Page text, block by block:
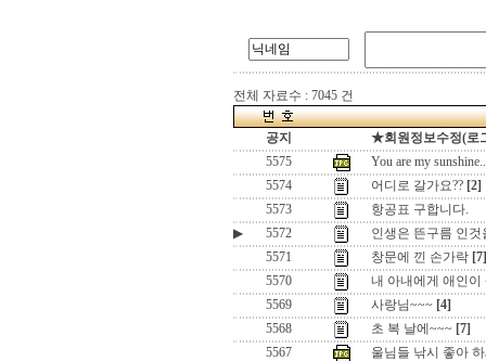
전체 자료수 : 7045 건
공지
★회원정보수정(로
5575
You are my
5574
어디로 갈가요?? [2]
5573
항공표 구합니다.
▶
5572
인생은 뜬구름 인것
5571
창문에 낀 손가락 [7]
5570
내 아내에게 애인이
5569
사랑님~~~ [4]
5568
초 복 날에~~~ [7]
5567
울님들 낚시 좋아